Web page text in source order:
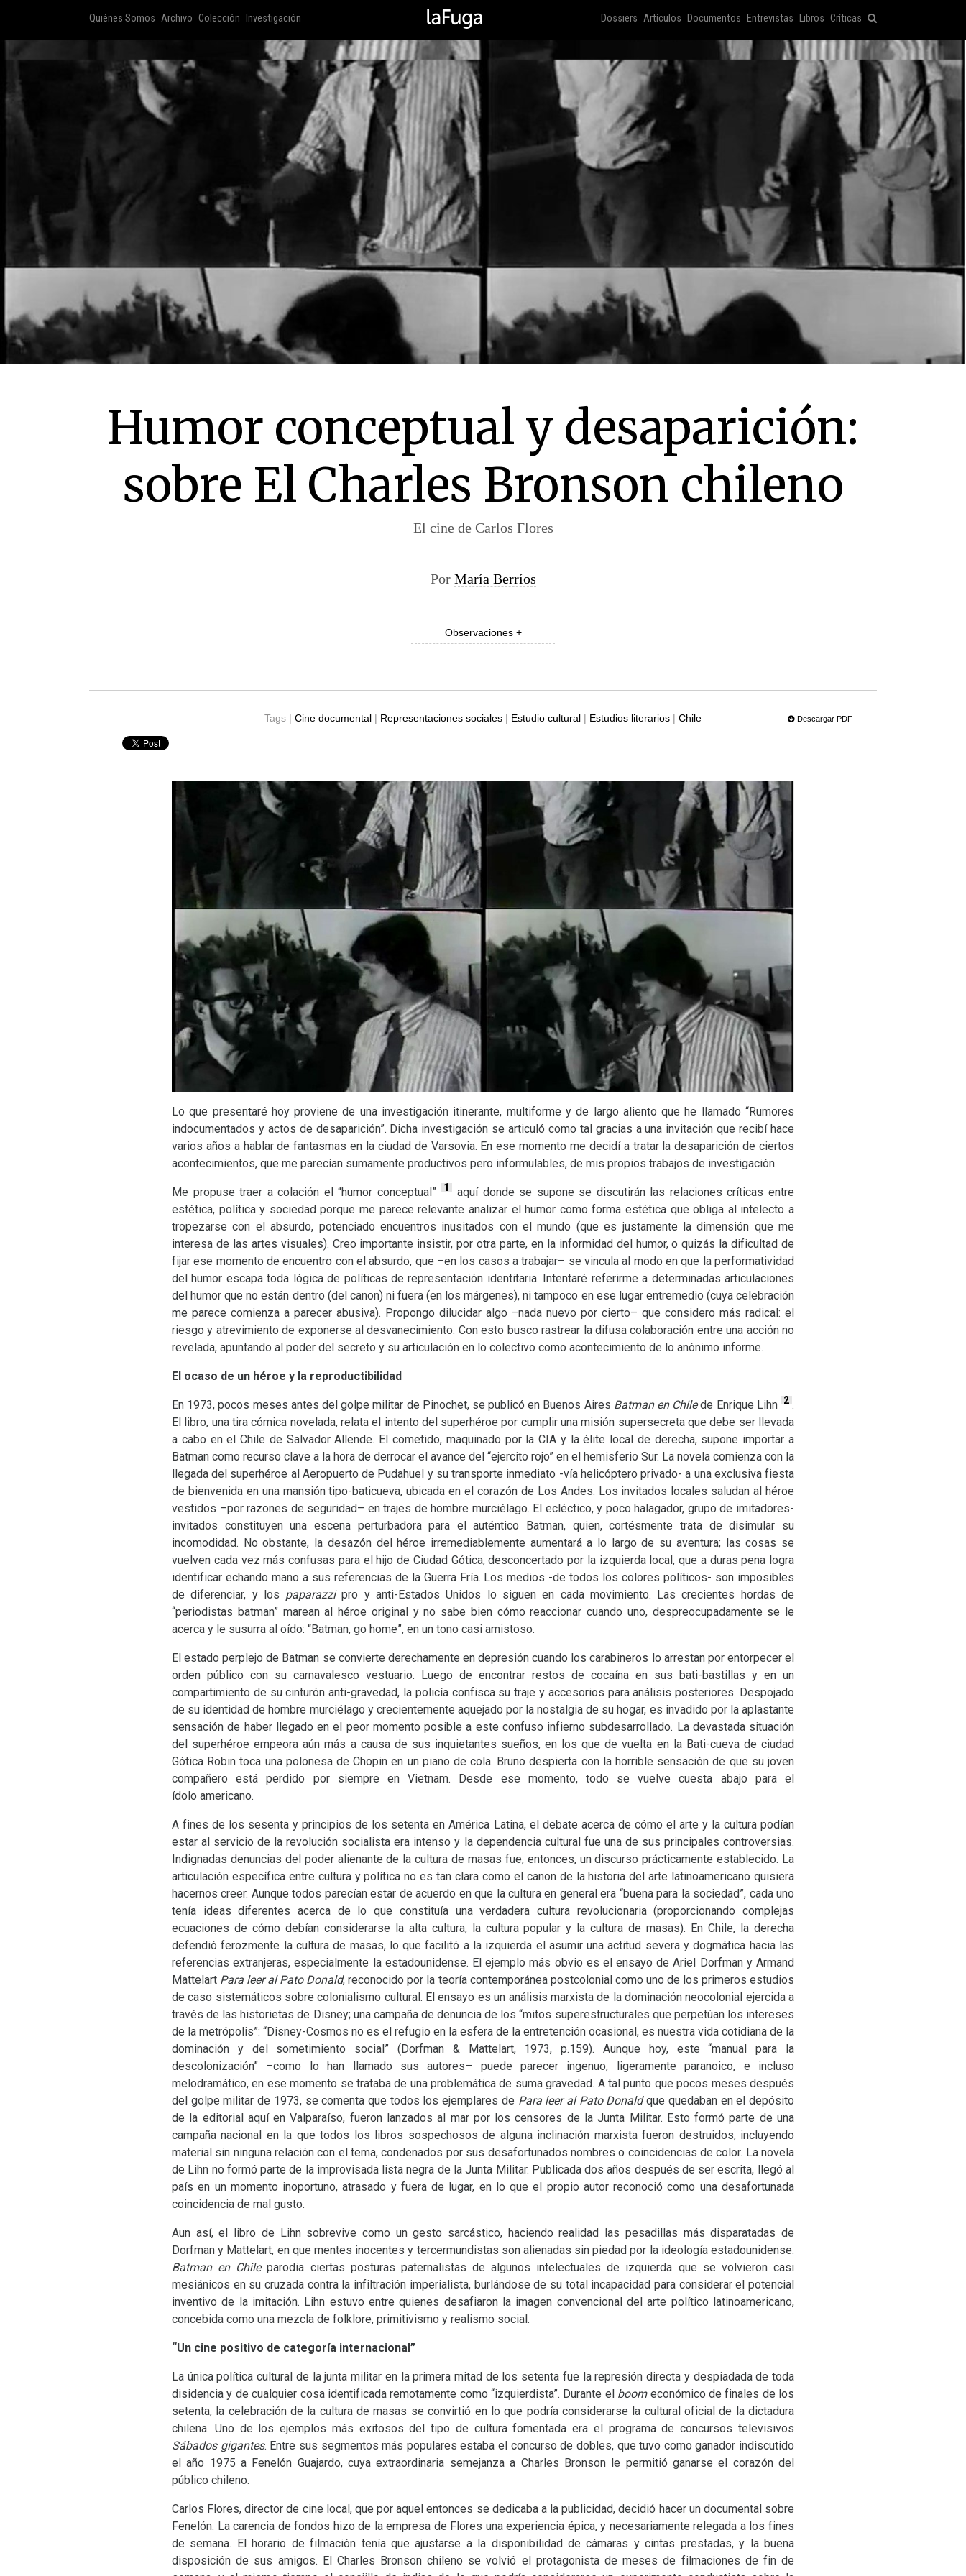
Quiénes Somos Archivo Colección Investigación Dossiers Artículos Documentos Entrevistas Libros Críticas
Humor conceptual y desaparición:
sobre El Charles Bronson chileno
El cine de Carlos Flores
Por María Berríos
Observaciones +
Tags | Cine documental| Representaciones sociales| Estudio cultural| Estudios literarios| Chile Descargar PDF
Lo que presentaré hoy proviene de una investigación itinerante, multiforme y de largo aliento que he llamado “Rumores
indocumentados y actos de desaparición”. Dicha investigación se articuló como tal gracias a una invitación que recibí hace
varios años a hablar de fantasmas en la ciudad de Varsovia. En ese momento me decidí a tratar la desaparición de ciertos
acontecimientos, que me parecían sumamente productivos pero informulables, de mis propios trabajos de investigación.
Me propuse traer a colación el “humor conceptual” 1
aquí donde se supone se discutirán las relaciones críticas entre
estética, política y sociedad porque me parece relevante analizar el humor como forma estética que obliga al intelecto a
tropezarse con el absurdo, potenciado encuentros inusitados con el mundo (que es justamente la dimensión que me
interesa de las artes visuales). Creo importante insistir, por otra parte, en la informidad del humor, o quizás la dificultad de
fijar ese momento de encuentro con el absurdo, que –en los casos a trabajar– se vincula al modo en que la performatividad
del humor escapa toda lógica de políticas de representación identitaria. Intentaré referirme a determinadas articulaciones
del humor que no están dentro (del canon) ni fuera (en los márgenes), ni tampoco en ese lugar entremedio (cuya celebración
me parece comienza a parecer abusiva). Propongo dilucidar algo –nada nuevo por cierto– que considero más radical: el
riesgo y atrevimiento de exponerse al desvanecimiento. Con esto busco rastrear la difusa colaboración entre una acción no
revelada, apuntando al poder del secreto y su articulación en lo colectivo como acontecimiento de lo anónimo informe.
El ocaso de un héroe y la reproductibilidad
En 1973, pocos meses antes del golpe militar de Pinochet, se publicó en Buenos Aires Batman en Chilede Enrique Lihn 2 .
El libro, una tira cómica novelada, relata el intento del superhéroe por cumplir una misión supersecreta que debe ser llevada
a cabo en el Chile de Salvador Allende. El cometido, maquinado por laCIA y la élite local de derecha, supone importar a
Batman como recurso clave a la hora de derrocar el avance del “ejercito rojo” en el hemisferio Sur. La novela comienza con la
llegada del superhéroe al Aeropuerto de Pudahuel y su transporte inmediato -vía helicóptero privado- a una exclusiva fiesta
de bienvenida en una mansión tipo-baticueva, ubicada en el corazón de Los Andes. Los invitados locales saludan al héroe
vestidos –por razones de seguridad– en trajes de hombre murciélago. El ecléctico, y poco halagador, grupo de imitadores-
invitados constituyen una escena perturbadora para el auténtico Batman, quien, cortésmente trata de disimular su
incomodidad. No obstante, la desazón del héroe irremediablemente aumentará a lo largo de su aventura; las cosas se
vuelven cada vez más confusas para el hijo de Ciudad Gótica, desconcertado por la izquierda local, que a duras pena logra
identificar echando mano a sus referencias de la Guerra Fría. Los medios -de todos los colores políticos- son imposibles
de diferenciar, y los paparazzipro y anti-Estados Unidos lo siguen en cada movimiento. Las crecientes hordas de
“periodistas batman” marean al héroe original y no sabe bien cómo reaccionar cuando uno, despreocupadamente se le
acerca y le susurra al oído: “Batman, go home”, en un tono casi amistoso.
El estado perplejo de Batman se convierte derechamente en depresión cuando los carabineros lo arrestan por entorpecer el
orden público con su carnavalesco vestuario. Luego de encontrar restos de cocaína en sus bati-bastillas y en un
compartimiento de su cinturón anti-gravedad, la policía confisca su traje y accesorios para análisis posteriores. Despojado
de su identidad de hombre murciélago y crecientemente aquejado por la nostalgia de su hogar, es invadido por la aplastante
sensación de haber llegado en el peor momento posible a este confuso infierno subdesarrollado. La devastada situación
del superhéroe empeora aún más a causa de sus inquietantes sueños, en los que de vuelta en la Bati-cueva de ciudad
Gótica Robin toca una polonesa de Chopin en un piano de cola. Bruno despierta con la horrible sensación de que su joven
compañero está perdido por siempre en Vietnam. Desde ese momento, todo se vuelve cuesta abajo para el
ídolo americano.
A fines de los sesenta y principios de los setenta en América Latina, el debate acerca de cómo el arte y la cultura podían
estar al servicio de la revolución socialista era intenso y la dependencia cultural fue una de sus principales controversias.
Indignadas denuncias del poder alienante de la cultura de masas fue, entonces, un discurso prácticamente establecido. La
articulación específica entre cultura y política no es tan clara como el canon de la historia del arte latinoamericano quisiera
hacernos creer. Aunque todos parecían estar de acuerdo en que la cultura en general era “buena para la sociedad”, cada uno
tenía ideas diferentes acerca de lo que constituía una verdadera cultura revolucionaria (proporcionando complejas
ecuaciones de cómo debían considerarse la alta cultura, la cultura popular y la cultura de masas). En Chile, la derecha
defendió ferozmente la cultura de masas, lo que facilitó a la izquierda el asumir una actitud severa y dogmática hacia las
referencias extranjeras, especialmente la estadounidense. El ejemplo más obvio es el ensayo de Ariel Dorfman y Armand
Mattelart Para leer al Pato Donald, reconocido por la teoría contemporánea postcolonial como uno de los primeros estudios
de caso sistemáticos sobre colonialismo cultural. El ensayo es un análisis marxista de la dominación neocolonial ejercida a
través de las historietas de Disney; una campaña de denuncia de los “mitos superestructurales que perpetúan los intereses
de la metrópolis”: “Disney-Cosmos no es el refugio en la esfera de la entretención ocasional, es nuestra vida cotidiana de la
dominación y del sometimiento social” (Dorfman &Mattelart, 1973, p.159). Aunque hoy, este “manual para la
descolonización” –como lo han llamado sus autores– puede parecer ingenuo, ligeramente paranoico, e incluso
melodramático, en ese momento se trataba de una problemática de suma gravedad. A tal punto que pocos meses después
del golpe militar de 1973, se comenta que todos los ejemplares de Para leer al Pato Donaldque quedaban en el depósito
de la editorial aquí en Valparaíso, fueron lanzados al mar por los censores de la Junta Militar. Esto formó parte de una
campaña nacional en la que todos los libros sospechosos de alguna inclinación marxista fueron destruidos, incluyendo
material sin ninguna relación con el tema, condenados por sus desafortunados nombres o coincidencias de color. La novela
de Lihn no formó parte de la improvisada lista negra de la Junta Militar. Publicada dos años después de ser escrita, llegó al
país en un momento inoportuno, atrasado y fuera de lugar, en lo que el propio autor reconoció como una desafortunada
coincidencia de mal gusto.
Aun así, el libro de Lihn sobrevive como un gesto sarcástico, haciendo realidad las pesadillas más disparatadas de
Dorfman y Mattelart, en que mentes inocentes y tercermundistas son alienadas sin piedad por la ideología estadounidense.
Batman en Chileparodia ciertas posturas paternalistas de algunos intelectuales de izquierda que se volvieron casi
mesiánicos en su cruzada contra la infiltración imperialista, burlándose de su total incapacidad para considerar el potencial
inventivo de la imitación. Lihn estuvo entre quienes desafiaron la imagen convencional del arte político latinoamericano,
concebida como una mezcla de folklore, primitivismo y realismo social.
“Un cine positivo de categoría internacional”
La única política cultural de la junta militar en la primera mitad de los setenta fue la represión directa y despiadada de toda
disidencia y de cualquier cosa identificada remotamente como “izquierdista”. Durante el boomeconómico de finales de los
setenta, la celebración de la cultura de masas se convirtió en lo que podría considerarse la cultural oficial de la dictadura
chilena. Uno de los ejemplos más exitosos del tipo de cultura fomentada era el programa de concursos televisivos
Sábados gigantes. Entre sus segmentos más populares estaba el concurso de dobles, que tuvo como ganador indiscutido
el año 1975 a Fenelón Guajardo, cuya extraordinaria semejanza a Charles Bronson le permitió ganarse el corazón del
público chileno.
Carlos Flores, director de cine local, que por aquel entonces se dedicaba a la publicidad, decidió hacer un documental sobre
Fenelón. La carencia de fondos hizo de la empresa de Flores una experiencia épica, y necesariamente relegada a los fines
de semana. El horario de filmación tenía que ajustarse a la disponibilidad de cámaras y cintas prestadas, y la buena
disposición de sus amigos. El Charles Bronson chileno se volvió el protagonista de meses de filmaciones de fin de